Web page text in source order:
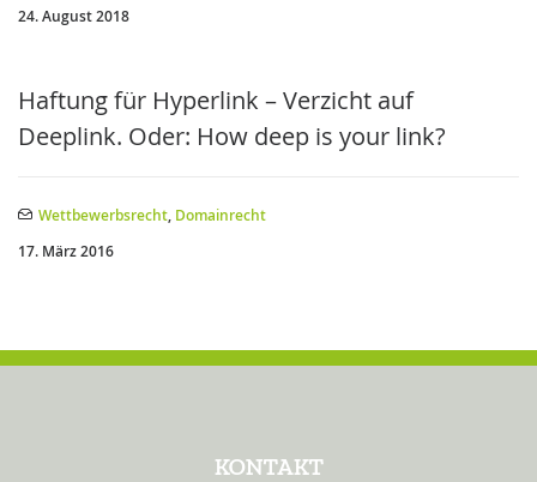
24. August 2018
Haftung für Hyperlink – Verzicht auf
Deeplink. Oder: How deep is your link?
Wettbewerbsrecht, Domainrecht
17. März 2016
KONTAKT